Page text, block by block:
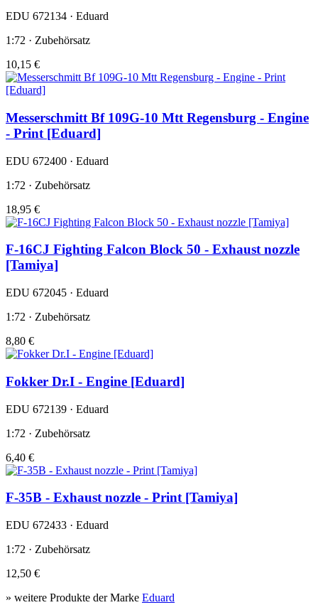
EDU 672134 · Eduard
1:72 · Zubehörsatz
10,15 €
Messerschmitt Bf 109G-10 Mtt Regensburg - Engine
- Print [Eduard]
EDU 672400 · Eduard
1:72 · Zubehörsatz
18,95 €
F-16CJ Fighting Falcon Block 50 - Exhaust nozzle
[Tamiya]
EDU 672045 · Eduard
1:72 · Zubehörsatz
8,80 €
Fokker Dr.I - Engine [Eduard]
EDU 672139 · Eduard
1:72 · Zubehörsatz
6,40 €
F-35B - Exhaust nozzle - Print [Tamiya]
EDU 672433 · Eduard
1:72 · Zubehörsatz
12,50 €
» weitere Produkte der Marke Eduard